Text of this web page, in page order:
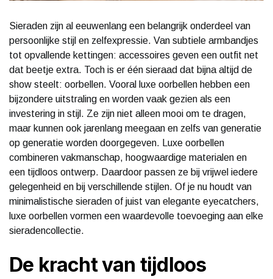
Sieraden zijn al eeuwenlang een belangrijk onderdeel van
persoonlijke stijl en zelfexpressie. Van subtiele armbandjes
tot opvallende kettingen: accessoires geven een outfit net
dat beetje extra. Toch is er één sieraad dat bijna altijd de
show steelt: oorbellen. Vooral luxe oorbellen hebben een
bijzondere uitstraling en worden vaak gezien als een
investering in stijl. Ze zijn niet alleen mooi om te dragen,
maar kunnen ook jarenlang meegaan en zelfs van generatie
op generatie worden doorgegeven. Luxe oorbellen
combineren vakmanschap, hoogwaardige materialen en
een tijdloos ontwerp. Daardoor passen ze bij vrijwel iedere
gelegenheid en bij verschillende stijlen. Of je nu houdt van
minimalistische sieraden of juist van elegante eyecatchers,
luxe oorbellen vormen een waardevolle toevoeging aan elke
sieradencollectie.
De kracht van tijdloos